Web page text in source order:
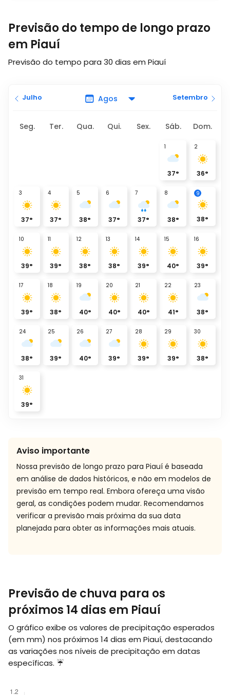
Previsão do tempo de longo prazo
em Piauí
Previsão do tempo para 30 dias em Piauí
Julho Setembro
Seg. Ter. Qua. Qui. Sex. Sáb. Dom.
1
37°
2
36°
3
37°
4
37°
5
38°
6
37°
7
37°
8
38°
9
38°
10
39°
11
39°
12
38°
13
38°
14
39°
15
40°
16
39°
17
39°
18
38°
19
40°
20
40°
21
40°
22
41°
23
38°
24
38°
25
39°
26
40°
27
39°
28
39°
29
39°
30
38°
31
39°
Aviso importante
Nossa previsão de longo prazo para Piauí é baseada
em análise de dados históricos, e não em modelos de
previsão em tempo real. Embora ofereça uma visão
geral, as condições podem mudar. Recomendamos
verificar a previsão mais próxima da sua data
planejada para obter as informações mais atuais.
Previsão de chuva para os
próximos 14 dias em Piauí
O gráfico exibe os valores de precipitação esperados
(em mm) nos próximos 14 dias em Piauí, destacando
as variações nos níveis de precipitação em datas
específicas. ☔